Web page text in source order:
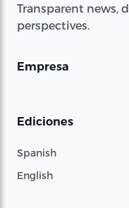
Transparent news,
perspectives.
Empresa
Ediciones
Spanish
English